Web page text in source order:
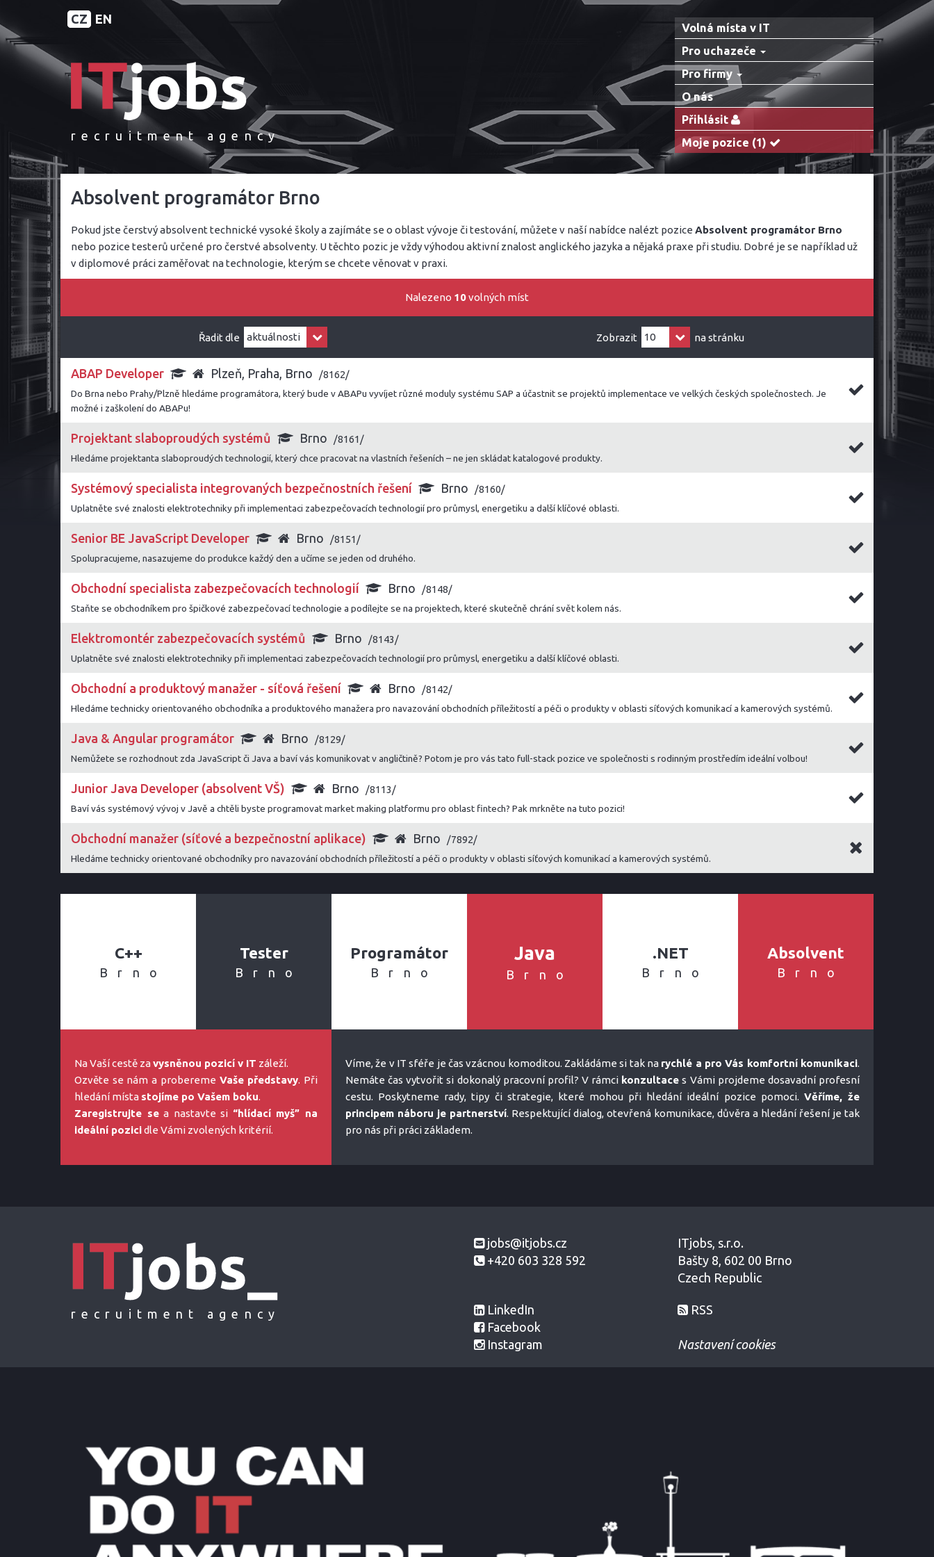
CZ EN
recruitment agency
Volná místa v IT
Pro uchazeče
Pro firmy
O nás
Přihlásit
Moje pozice (1)
Absolvent programátor Brno
Pokud jste čerstvý absolvent technické vysoké školy a zajímáte se o oblast vývoje či testování, můžete v naší nabídce nalézt pozice Absolvent programátor Brno
nebo pozice testerů určené pro čerstvé absolventy. U těchto pozic je vždy výhodou aktivní znalost anglického jazyka a nějaká praxe při studiu. Dobré je se například už
v diplomové práci zaměřovat na technologie, kterým se chcete věnovat v praxi.
Nalezeno 10volných míst
Řadit dle Zobrazit na stránku
ABAP Developer Plzeň, Praha, Brno
/8162/
Do Brna nebo Prahy/Plzně hledáme programátora, který bude v ABAPu vyvíjet různé moduly systému SAP a účastnit se projektů implementace ve velkých českých společnostech. Je
možné i zaškolení do ABAPu!
Projektant slaboproudých systémů Brno
/8161/
Hledáme projektanta slaboproudých technologií, který chce pracovat na vlastních řešeních – ne jen skládat katalogové produkty.
Systémový specialista integrovaných bezpečnostních řešení Brno
/8160/
Uplatněte své znalosti elektrotechniky při implementaci zabezpečovacích technologií pro průmysl, energetiku a další klíčové oblasti.
Senior BE JavaScript Developer Brno
/8151/
Spolupracujeme, nasazujeme do produkce každý den a učíme se jeden od druhého.
Obchodní specialista zabezpečovacích technologií Brno
/8148/
Staňte se obchodníkem pro špičkové zabezpečovací technologie a podílejte se na projektech, které skutečně chrání svět kolem nás.
Elektromontér zabezpečovacích systémů Brno
/8143/
Uplatněte své znalosti elektrotechniky při implementaci zabezpečovacích technologií pro průmysl, energetiku a další klíčové oblasti.
Obchodní a produktový manažer - síťová řešení Brno
/8142/
Hledáme technicky orientovaného obchodníka a produktového manažera pro navazování obchodních příležitostí a péči o produkty v oblasti síťových komunikací a kamerových systémů.
Java & Angular programátor Brno
/8129/
Nemůžete se rozhodnout zda JavaScript či Java a baví vás komunikovat v angličtině? Potom je pro vás tato full-stack pozice ve společnosti s rodinným prostředím ideální volbou!
Junior Java Developer (absolvent VŠ) Brno
/8113/
Baví vás systémový vývoj v Javě a chtěli byste programovat market making platformu pro oblast fintech? Pak mrkněte na tuto pozici!
Obchodní manažer (síťové a bezpečnostní aplikace) Brno
/7892/
Hledáme technicky orientované obchodníky pro navazování obchodních příležitostí a péči o produkty v oblasti síťových komunikací a kamerových systémů.
C++
Brno
Tester
Brno
Programátor
Brno
Java
Brno
.NET
Brno
Absolvent
Brno
Na Vaší cestě zavysněnou pozicí v IT záleží.
Ozvěte se nám a probereme Vaše představy. Při
hledání místa stojíme po Vašem boku.
Zaregistrujte sea nastavte si “hlídací myš” na
ideální pozicidle Vámi zvolených kritérií.
Víme, že v IT sféře je čas vzácnou komoditou. Zakládáme si tak na rychlé a pro Vás komfortní komunikaci.
Nemáte čas vytvořit si dokonalý pracovní profil? V rámci konzultace s Vámi projdeme dosavadní profesní
cestu. Poskytneme rady, tipy či strategie, které mohou při hledání ideální pozice pomoci. Věříme, že
principem náboru je partnerství. Respektující dialog, otevřená komunikace, důvěra a hledání řešení je tak
pro nás při práci základem.
jobs@itjobs.cz
+420 603 328 592
LinkedIn
Facebook
Instagram
ITjobs, s.r.o.
Bašty 8, 602 00 Brno
Czech Republic
RSS
Nastavení cookies
recruitment agency